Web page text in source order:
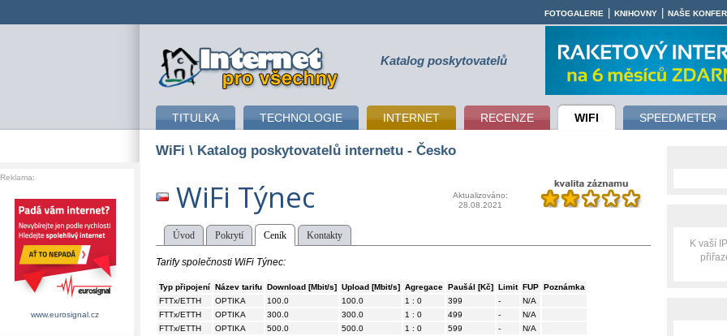
připojení k internetu Katalog poskytovatelů
TITULKA TECHNOLOGIE INTERNET RECENZE WIFI SPEEDMETER
FOTOGALERIE KNIHOVNY NAŠE
WiFi \ Katalog poskytovatelů internetu - Česko
WiFi Týnec
Aktualizováno:
28.08.2021
Úvod Pokrytí Ceník Kontakty
Tarify společnosti WiFi Týnec:
Typ připojení Název tarifu Download [Mbit/s] Upload [Mbit/s] Agregace Paušál [Kč] Limit FUP Poznámka
FTTx/ETTH
OPTIKA 100.0 100.0 1 : 0 399 -
N/A
FTTx/ETTH
OPTIKA 300.0 300.0 1 : 0 499 -
N/A
FTTx/ETTH
OPTIKA 500.0 500.0 1 : 0 599 -
N/A
K vaší
Reklama:
www.eurosignal.cz